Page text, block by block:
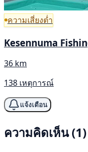
ความเสี่ยงต่ำ
Kesennuma
36 km
138 เหตุการณ์
แจ้งเตือน
ความคิดเห็น (1)